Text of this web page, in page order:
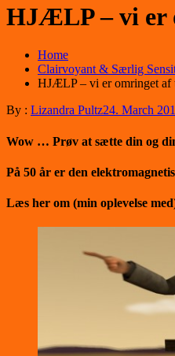
HJÆLP – vi er
Home
Clairvoyant & Særlig
HJÆLP – vi er omringet af
By : Lizandra Pultz24. March
Wow … Prøv at sætte din og
På 50 år er den
Læs her om (min oplevelse